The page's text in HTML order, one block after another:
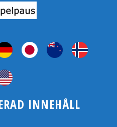
INNEHÅLL